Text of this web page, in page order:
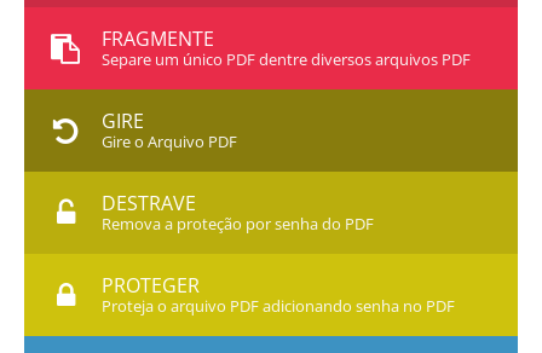
FRAGMENTE
Separe um único PDF dentre diversos arquivos PDF
GIRE
Gire o Arquivo PDF
DESTRAVE
Remova a proteção por senha do PDF
PROTEGER
Proteja o arquivo PDF adicionando senha no PDF